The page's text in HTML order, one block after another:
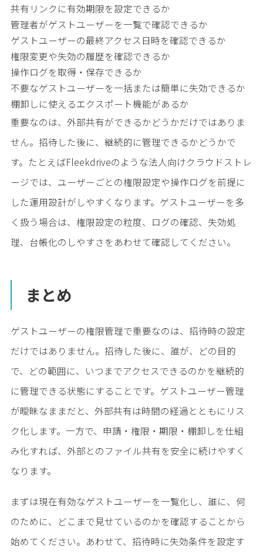
共有リンクに有効期限を設定できるか
管理者がゲストユーザーを一覧で確認できるか
ゲストユーザーの最終アクセス日時を確認できるか
権限変更や失効の履歴を確認できるか
操作ログを取得・保存できるか
不要なゲストユーザーを一括または簡単に失効できるか
棚卸しに使えるエクスポート機能があるか
重要なのは、外部共有ができるかどうかだけではありま
せん。招待した後に、継続的に管理できるかどうかで
す。たとえばFleekdriveのような法人向けクラウドストレ
ージでは、ユーザーごとの権限設定や操作ログを前提に
した運用設計がしやすくなります。ゲストユーザーを多
く扱う場合は、権限設定の粒度、ログの確認、失効処
理、台帳化のしやすさをあわせて確認してください。
まとめ
ゲストユーザーの権限管理で重要なのは、招待時の設定
だけではありません。招待した後に、誰が、どの目的
で、どの範囲に、いつまでアクセスできるのかを継続的
に管理できる状態にすることです。ゲストユーザー管理
が曖昧なままだと、外部共有は時間の経過とともにリス
ク化します。一方で、申請・権限・期限・棚卸しを仕組
み化すれば、外部とのファイル共有を安全に続けやすく
なります。
まずは現在有効なゲストユーザーを一覧化し、誰に、何
のために、どこまで見せているのかを確認することから
始めてください。あわせて、招待時に失効条件を設定す